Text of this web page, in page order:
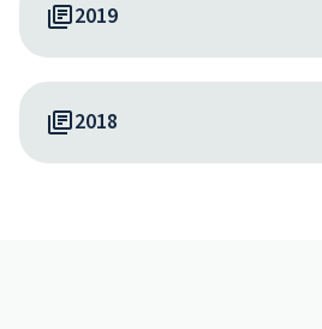
2019
2018